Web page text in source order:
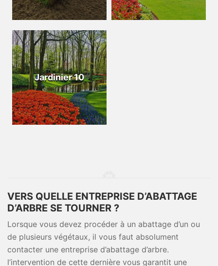
Jardinier 10
VERS QUELLE ENTREPRISE D’ABATTAGE
D’ARBRE SE TOURNER ?
Lorsque vous devez procéder à un abattage d’un ou
de plusieurs végétaux, il vous faut absolument
contacter une entreprise d’abattage d’arbre.
l’intervention de cette dernière vous garantit une